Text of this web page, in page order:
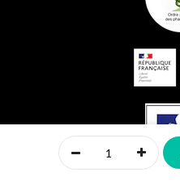
Accueil